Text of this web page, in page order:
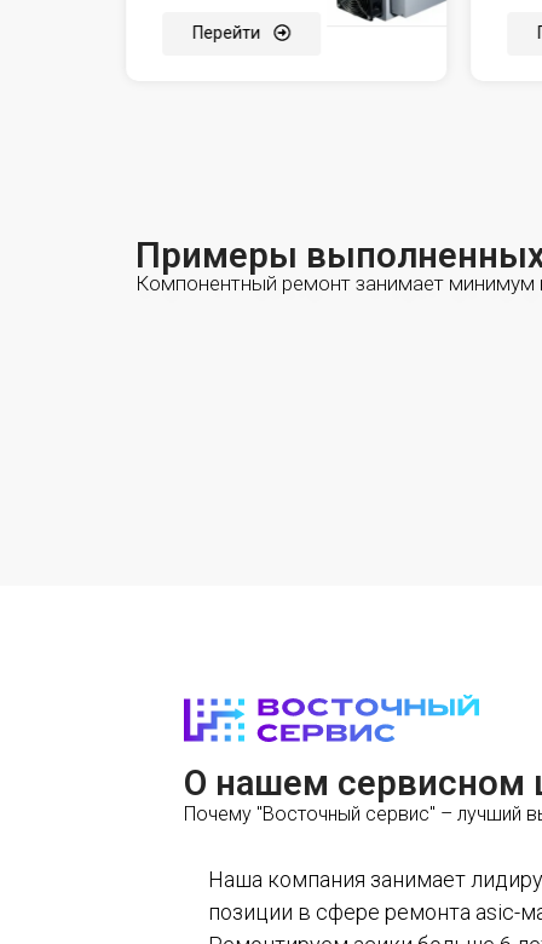
Перейти
Примеры выполненных
Компонентный ремонт занимает минимум
О нашем сервисном
Почему "Восточный сервис" – лучший
Наша компания занимает
позиции в сфере ремонта asic-